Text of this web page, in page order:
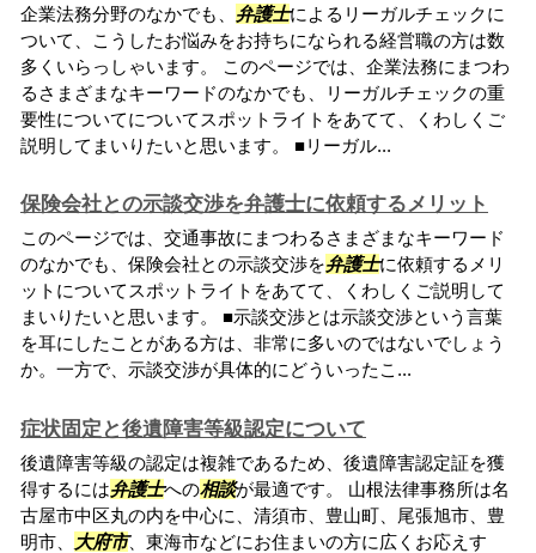
企業法務分野のなかでも、 弁護士によるリーガルチェックに
ついて、こうしたお悩みをお持ちになられる経営職の方は数
多くいらっしゃいます。 このページでは、企業法務にまつわ
るさまざまなキーワードのなかでも、リーガルチェックの重
要性についてについてスポットライトをあてて、くわしくご
説明してまいりたいと思います。 ■リーガル...
保険会社との示談交渉を弁護士に依頼するメリット
このページでは、交通事故にまつわるさまざまなキーワード
のなかでも、保険会社との示談交渉を弁護士に依頼するメリ
ットについてスポットライトをあてて、くわしくご説明して
まいりたいと思います。 ■示談交渉とは示談交渉という言葉
を耳にしたことがある方は、非常に多いのではないでしょう
か。一方で、示談交渉が具体的にどういったこ...
症状固定と後遺障害等級認定について
後遺障害等級の認定は複雑であるため、後遺障害認定証を獲
得するには弁護士への相談が最適です。 山根法律事務所は名
古屋市中区丸の内を中心に、清須市、豊山町、尾張旭市、豊
明市、
大府市、東海市などにお住まいの方に広くお応えす